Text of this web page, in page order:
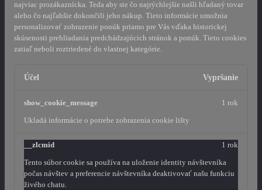
najviac prozákaznícka. Teda aby ste čo najrýchlejšie našli hľadaný tovar
alebo čo najľahšie dokončili jeho nákup. Tieto informácie umožnia
personalizovať zobrazenie ponúk priamo pre Vás vďaka historickej
skúsenosti prehliadania predchádzajúcich stránok a ponúk. Tieto cookies
zatiaľ neboli roztriedené do vlastnej kategórie.
Účel Vypršanie
show_cookie_message
Ukladá informácie o potrebe zobrazenia cookie lišty
1 rok
__zlcmid
Tento súbor cookie sa používa na uloženie identity návštevníka
počas návštev a preferencie návštevníka deaktivovať našu funkciu
živého chatu.
1 rok